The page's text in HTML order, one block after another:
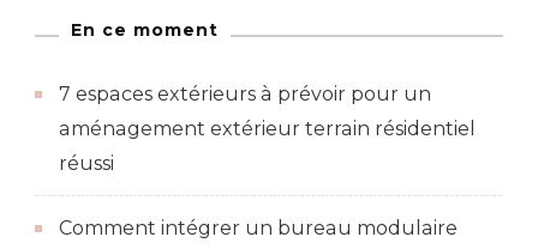
En ce moment
7 espaces extérieurs à prévoir pour un
aménagement extérieur terrain résidentiel
réussi
Comment intégrer un bureau modulaire